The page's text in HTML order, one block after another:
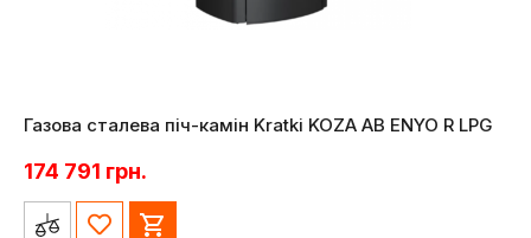
Газова сталева піч-камін Kratki KOZA AB ENYO R LPG
174 791 грн.